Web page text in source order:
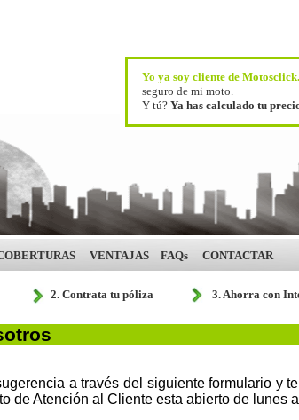
2. Contrata tu póliza 3. Ahorra con
VENTAJAS FAQs CONTACTAR
a través del siguiente formulario y
de Atención al Cliente esta abierto de lunes
Yo ya soy cliente de Motosclick.
seguro de mi moto.
Y tú? Ya has calculado tu